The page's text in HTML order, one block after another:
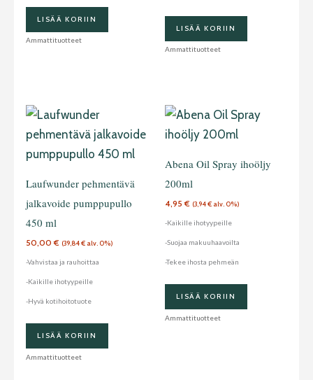
LISÄÄ KORIIN
Ammattituotteet
LISÄÄ KORIIN
Ammattituotteet
Laufwunder pehmentävä
jalkavoide pumppupullo
450 ml
50,00€ (39,84€ alv. 0%)
-Vahvistaa ja rauhoittaa
-Kaikille ihotyypeille
-Hyvä kotihoitotuote
LISÄÄ KORIIN
Ammattituotteet
Abena Oil Spray ihoöljy
200ml
4,95€ (3,94€ alv. 0%)
-Kaikille ihotyypeille
-Suojaa makuuhaavoilta
-Tekee ihosta pehmeän
LISÄÄ KORIIN
Ammattituotteet